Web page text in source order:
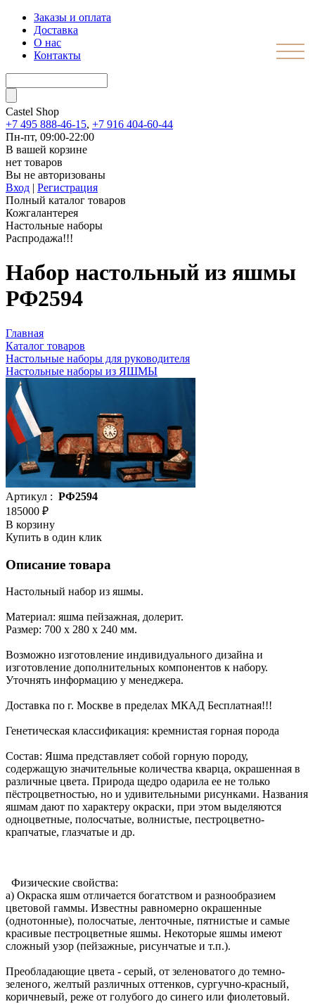
Заказы и оплата
Доставка
О нас
Контакты
Castel Shop
+7 495 888-46-15, +7 916 404-60-44
Пн-пт, 09:00-22:00
В вашей корзине
нет товаров
Вы не авторизованы
Вход | Регистрация
Полный каталог товаров
Кожгалантерея
Настольные наборы
Распродажа!!!
Набор настольный из яшмы
РФ2594
Главная
Каталог товаров
Настольные наборы для руководителя
Настольные наборы из ЯШМЫ
Артикул : РФ2594
185000 ₽
В корзину
Купить в один клик
Описание товара
Настольный набор из яшмы.
Материал: яшма пейзажная, долерит.
Размер: 700 x 280 x 240 мм.
Возможно изготовление индивидуального дизайна и
изготовление дополнительных компонентов к набору.
Уточнять информацию у менеджера.
Доставка по г. Москве в пределах МКАД Бесплатная!!!
Генетическая классификация: кремнистая горная порода
Состав: Яшма представляет собой горную породу,
содержащую значительные количества кварца, окрашенная в
различные цвета. Природа щедро одарила ее не только
пёстроцветностью, но и удивительными рисунками. Названия
яшмам дают по характеру окраски, при этом выделяются
одноцветные, полосчатые, волнистые, пестроцветно-
крапчатые, глазчатые и др.
Физические свойства:
а) Окраска яшм отличается богатством и разнообразием
цветовой гаммы. Известны равномерно окрашенные
(однотонные), полосчатые, ленточные, пятнистые и самые
красивые пестроцветные яшмы. Некоторые яшмы имеют
сложный узор (пейзажные, рисунчатые и т.п.).
Преобладающие цвета - серый, от зеленоватого до темно-
зеленого, желтый различных оттенков, сургучно-красный,
коричневый, реже от голубого до синего или фиолетовый.